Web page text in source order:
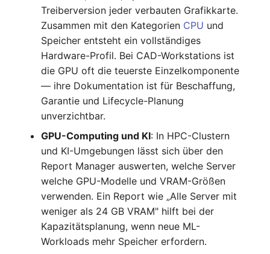
Release Notes 22
Release Notes 1.19
Release Notes 1.18
Release Notes 1.17
Release Notes 1.16
Release Notes 1.14
Release Notes 1.13
Release Notes 1.12
Changelog 22
Changelog 21
Changelog 20
Changelogs 1.19.x
Changelogs 1.18.x
Changelogs 1.17.x
Changelogs 1.16.x
Changelogs 1.15.x
FC-Switch
Flugzeug
Gebäude
Kabel
Kabeltrasse
Klimaanlage
IP Address Management
Kabel-Patches und -wege
Komplexe Reports
Passwörter verwalten
Prod→Test Datenbank-
Synchronisation
Standort-basierte
Benutzerrechte
Standorte
Maintenance
Nagios
OCS Inventory NG
Relocate-CI
Replacement
Rights Documentation
SHD Connect
URL-Router
Report Views
Signal-Slot System
DIY Daten-Import
programmieren
Treiberversion jeder verbauten Grafikkarte.
Zusammen mit den Kategorien CPU und
Speicher entsteht ein vollständiges
Hardware-Profil. Bei CAD-Workstations ist
die GPU oft die teuerste Einzelkomponente
— ihre Dokumentation ist für Beschaffung,
Garantie und Lifecycle-Planung
unverzichtbar.
GPU-Computing und KI: In HPC-Clustern
und KI-Umgebungen lässt sich über den
Report Manager auswerten, welche Server
welche GPU-Modelle und VRAM-Größen
verwenden. Ein Report wie „Alle Server mit
weniger als 24 GB VRAM" hilft bei der
Kapazitätsplanung, wenn neue ML-
Workloads mehr Speicher erfordern.